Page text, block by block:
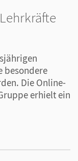
besondere
Die Online-
erhielt ein